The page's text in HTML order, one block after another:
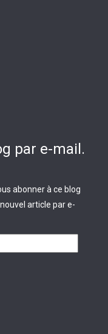
par e-mail.
abonner à ce blog
article par e-